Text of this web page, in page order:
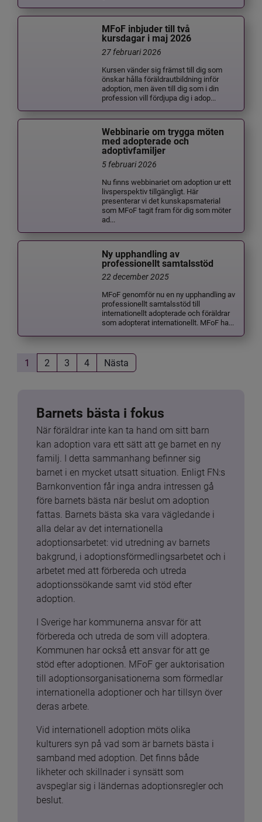
MFoF inbjuder till två
kursdagar i maj 2026
27 februari 2026
Kursen vänder sig främst till dig som
önskar hålla föräldrautbildning inför
adoption, men även till dig som i din
profession vill fördjupa dig i adop...
Webbinarie om trygga möten
med adopterade och
adoptivfamiljer
5 februari 2026
Nu finns webbinariet om adoption ur ett
livsperspektiv tillgängligt. Här
presenterar vi det kunskapsmaterial
som MFoF tagit fram för dig som möter
ad...
Ny upphandling av
professionellt samtalsstöd
22 december 2025
MFoF genomför nu en ny upphandling av
professionellt samtalsstöd till
internationellt adopterade och föräldrar
som adopterat internationellt. MFoF ha...
1 2 3 4 Nästa
Barnets bästa i fokus
När föräldrar inte kan ta hand om sitt barn
kan adoption vara ett sätt att ge barnet en ny
familj. I detta sammanhang befinner sig
barnet i en mycket utsatt situation. Enligt FN:s
Barnkonvention får inga andra intressen gå
före barnets bästa när beslut om adoption
fattas. Barnets bästa ska vara vägledande i
alla delar av det internationella
adoptionsarbetet: vid utredning av barnets
bakgrund, i adoptionsförmedlingsarbetet och i
arbetet med att förbereda och utreda
adoptionssökande samt vid stöd efter
adoption.
I Sverige har kommunerna ansvar för att
förbereda och utreda de som vill adoptera.
Kommunen har också ett ansvar för att ge
stöd efter adoptionen. MFoF ger auktorisation
till adoptionsorganisationerna som förmedlar
internationella adoptioner och har tillsyn över
deras arbete.
Vid internationell adoption möts olika
kulturers syn på vad som är barnets bästa i
samband med adoption. Det finns både
likheter och skillnader i synsätt som
avspeglar sig i ländernas adoptionsregler och
beslut.